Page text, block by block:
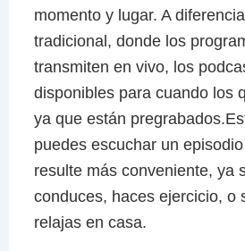
momento y lugar. A
tradicional, donde los
transmiten en vivo, los
disponibles para cuando los
ya que están
puedes escuchar un
resulte más conveniente, ya
conduces, haces ejercicio, o
relajas en casa.